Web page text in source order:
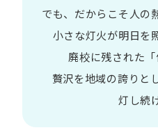
でも、​だから​こそ 人の​
小さな​灯火が​明日を​
廃校に​残された​
贅沢を地域の​誇りと​
灯し続